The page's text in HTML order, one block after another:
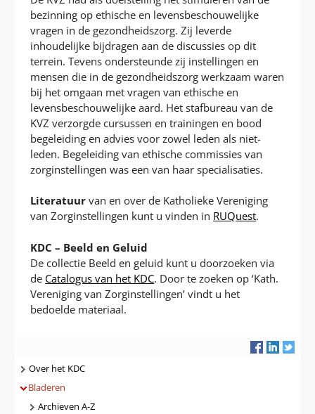
bezinning op ethische en levensbeschouwelijke
vragen in de gezondheidszorg. Zij leverde
inhoudelijke bijdragen aan de discussies op dit
terrein. Tevens ondersteunde zij instellingen en
mensen die in de gezondheidszorg werkzaam waren
bij het omgaan met vragen van ethische en
levensbeschouwelijke aard. Het stafbureau van de
KVZ verzorgde cursussen en trainingen en bood
begeleiding en advies voor zowel leden als niet-
leden. Begeleiding van ethische commissies van
zorginstellingen was een van haar specialisaties.
Literatuur van en over de Katholieke Vereniging
van Zorginstellingen kunt u vinden in RUQuest.
KDC – Beeld en Geluid
De collectie Beeld en geluid kunt u doorzoeken via
de Catalogus van het KDC. Door te zoeken op ‘Kath.
Vereniging van Zorginstellingen’ vindt u het
bedoelde materiaal.
Navigatie
Over het KDC
Bladeren
Archieven A-Z